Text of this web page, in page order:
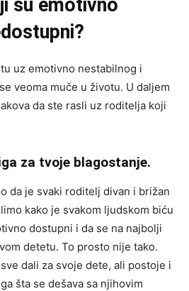
su emotivno
uz emotivno nestabilnog i
veoma muče u životu. U daljem
da ste rasli uz roditelja koji
za tvoje blagostanje.
da je svaki roditelj divan i brižan
kako je svakom ljudskom biću
dostupni i da se na najbolji
detetu. To prosto nije tako.
dali za svoje dete, ali postoje i
šta se dešava sa njihovim